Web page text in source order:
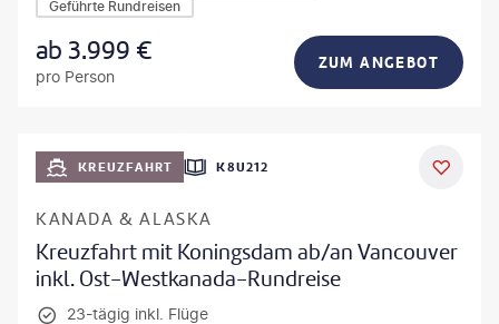
Geführte Rundreisen
ab3.999 €
pro Person
ZUM ANGEBOT
KREUZFAHRT K8U212
KANADA & ALASKA
Kreuzfahrt mit Koningsdam ab/an Vancouver
inkl. Ost-Westkanada-Rundreise
23-tägig inkl. Flüge